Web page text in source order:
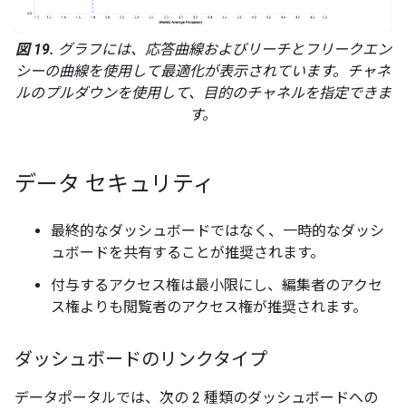
図 19. グラフには、応答曲線およびリーチとフリークエン
シーの曲線を使用して最適化が表示されています。チャネ
ルのプルダウンを使用して、目的のチャネルを指定できま
す。
データ セキュリティ
最終的なダッシュボードではなく、一時的なダッシ
ュボードを共有することが推奨されます。
付与するアクセス権は最小限にし、編集者のアクセ
ス権よりも閲覧者のアクセス権が推奨されます。
ダッシュボードのリンクタイプ
データポータルでは、次の 2 種類のダッシュボードへの